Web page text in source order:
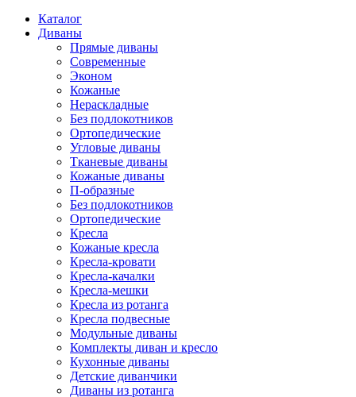
Каталог
Диваны
Прямые диваны
Современные
Эконом
Кожаные
Нераскладные
Без подлокотников
Ортопедические
Угловые диваны
Тканевые диваны
Кожаные диваны
П-образные
Без подлокотников
Ортопедические
Кресла
Кожаные кресла
Кресла-кровати
Кресла-качалки
Кресла-мешки
Кресла из ротанга
Кресла подвесные
Модульные диваны
Комплекты диван и кресло
Кухонные диваны
Детские диванчики
Диваны из ротанга